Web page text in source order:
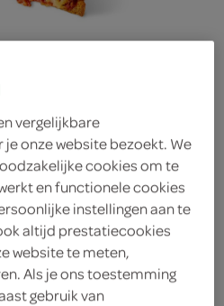
croque
vergelijkbare
onze website bezoekt. We
cookies om te
en functionele cookies
instellingen aan te
altijd prestatiecookies
website te meten,
Als je ons toestemming
gebruik van